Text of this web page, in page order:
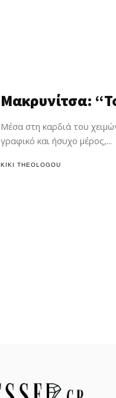
Μακρυνίτσα:
Μέσα στη καρδιά του
γραφικό και ήσυχο μέρος,...
KIKI THEOLOGOU